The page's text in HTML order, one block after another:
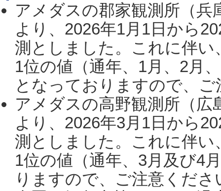
アメダスの郡家観測所（
より、2026年1月1日から
測としました。これに伴い
1位の値（通年、1月、2月
となっておりますので、
アメダスの高野観測所（
より、2026年3月1日から
測としました。これに伴い
1位の値（通年、3月及び4
りますので、ご注意くだ